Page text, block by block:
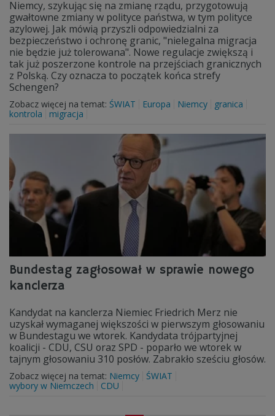
Niemcy, szykując się na zmianę rządu, przygotowują
gwałtowne zmiany w polityce państwa, w tym polityce
azylowej. Jak mówią przyszli odpowiedzialni za
bezpieczeństwo i ochronę granic, "nielegalna migracja
nie będzie już tolerowana". Nowe regulacje zwiększą i
tak już poszerzone kontrole na przejściach granicznych
z Polską. Czy oznacza to początek końca strefy
Schengen?
Zobacz więcej na temat: ŚWIAT Europa Niemcy
granica
kontrola
migracja
Bundestag zagłosował w sprawie nowego
kanclerza
Kandydat na kanclerza Niemiec Friedrich Merz nie
uzyskał wymaganej większości w pierwszym głosowaniu
w Bundestagu we wtorek. Kandydata trójpartyjnej
koalicji - CDU, CSU oraz SPD - poparło we wtorek w
tajnym głosowaniu 310 posłów. Zabrakło sześciu głosów.
Zobacz więcej na temat: Niemcy ŚWIAT
wybory w Niemczech
CDU